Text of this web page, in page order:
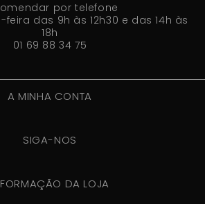
por telefone
das 9h às 12h30 e das 14h às
18h
01 69 88 34 75
A MINHA CONTA
SIGA-NOS
DA LOJA